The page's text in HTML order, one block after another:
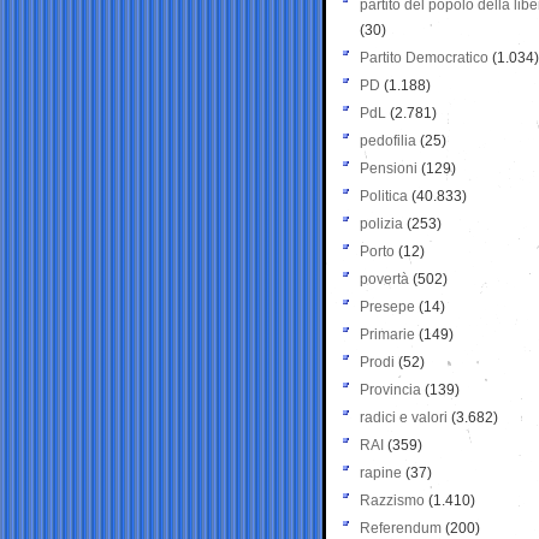
partito del popolo della
(30)
Partito Democratico (1.034)
PD (1.188)
PdL (2.781)
pedofilia (25)
Pensioni (129)
Politica (40.833)
polizia (253)
Porto (12)
povertà (502)
Presepe (14)
Primarie (149)
Prodi (52)
Provincia (139)
radici e valori (3.682)
RAI (359)
rapine (37)
Razzismo (1.410)
Referendum (200)